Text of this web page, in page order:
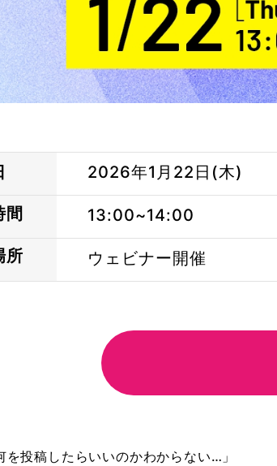
2026年1月22日(木)
間 13:00~14:00
所 ウェビナー開催
を投稿したらいいのかわからない…」